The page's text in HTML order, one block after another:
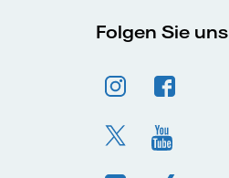
Folgen Sie uns